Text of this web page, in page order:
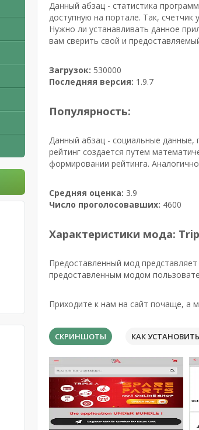
Данный абзац - статистика
доступную на портале. Так,
Нужно ли устанавливать данное
вам сверить свой и
Загрузок: 530000
Последняя версия: 1.9.7
Популярность:
Данный абзац - социальные данные,
рейтинг создается путем
формировании рейтинга.
Средняя оценка: 3.9
Число проголосовавших: 4600
Характеристики мода:
Предоставленный мод
предоставленным модом
Приходите к нам на сайт почаще, а
СКРИНШОТЫ КАК